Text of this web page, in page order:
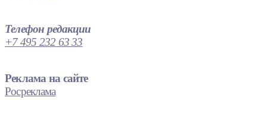
Телефон редакции
+7 495 232 63 33
Реклама на сайте
Росреклама